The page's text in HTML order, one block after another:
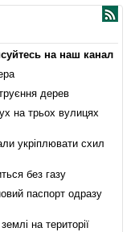
на наш канал
дерев
на трьох вулицях
укріплювати схил
без газу
паспорт одразу
на території